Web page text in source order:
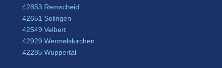
42853 Remscheid
42651 Solingen
42549 Velbert
42929 Wermelskirchen
42285 Wuppertal